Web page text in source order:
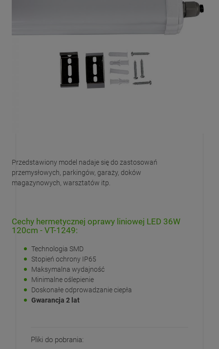
Przedstawiony model nadaje się do zastosowań
przemysłowych, parkingów, garaży, doków
magazynowych, warsztatów itp.
Cechy hermetycznej oprawy liniowej LED 36W
120cm - VT-1249:
Technologia SMD
Stopień ochrony IP65
Maksymalna wydajność
Minimalne oślepienie
Doskonałe odprowadzanie ciepła
Gwarancja 2 lat
Pliki do pobrania: